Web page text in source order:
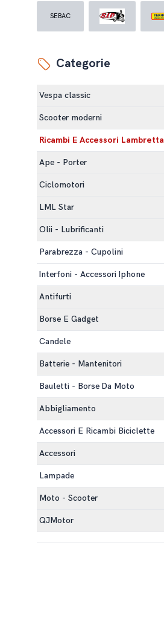
SEBAC
Categorie
Vespa classic
Scooter moderni
Ricambi E Accessori Lambretta
Ape - Porter
Ciclomotori
LML Star
Olii - Lubrificanti
Parabrezza - Cupolini
Interfoni - Accessori Iphone
Antifurti
Borse E Gadget
Candele
Batterie - Mantenitori
Bauletti - Borse Da Moto
Abbigliamento
Accessori E Ricambi Biciclette
Accessori
Lampade
Moto - Scooter
QJMotor